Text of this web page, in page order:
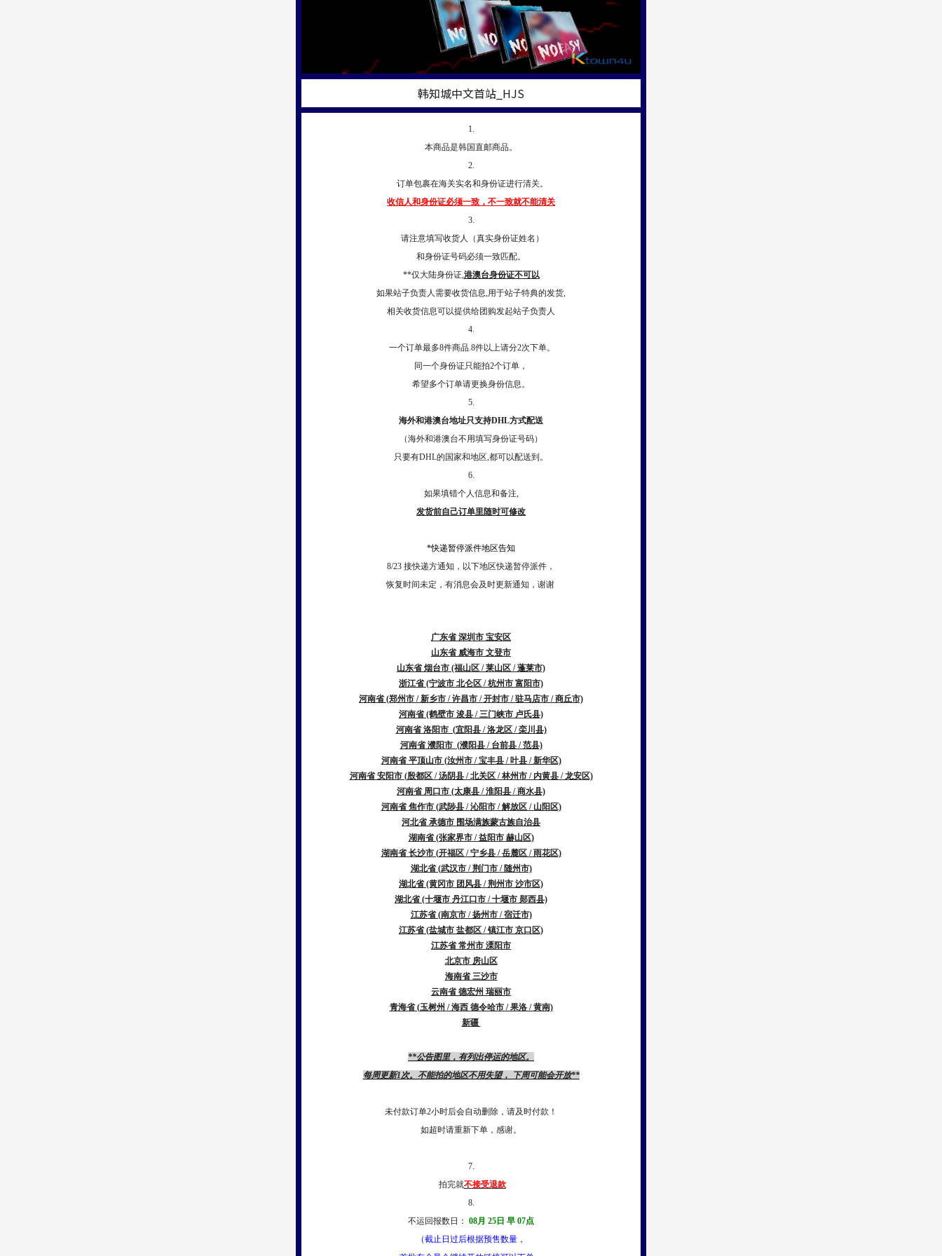
韩知城中文首站_HJS
1.
本商品是韩国直邮商品。
2.
订单包裹在海关实名和身份证进行清关。
收信人和身份证必须一致，不一致就不能清关
3.
请注意填写收货人（真实身份证姓名）
和身份证号码必须一致匹配。
**仅大陆身份证,港澳台身份证不可以
如果站子负责人需要收货信息,用于站子特典的发货,
相关收货信息可以提供给团购发起站子负责人
4.
一个订单最多8件商品.8件以上请分2次下单。
同一个身份证只能拍2个订单，
希望多个订单请更换身份信息。
5.
海外和港澳台地址只支持DHL方式配送
（海外和港澳台不用填写身份证号码）
只要有DHL的国家和地区,都可以配送到。
6.
如果填错个人信息和备注,
发货前自己订单里随时可修改
*快递暂停派件地区告知
8/23 接快递方通知，以下地区快递暂停派件，
恢复时间未定，有消息会及时更新通知，谢谢
广东省 深圳市 宝安区
山东省 威海市 文登市
山东省 烟台市 (福山区 / 莱山区 / 蓬莱市)
浙江省 (宁波市 北仑区 / 杭州市 富阳市)
河南省 (郑州市 / 新乡市 / 许昌市 / 开封市 / 驻马店市 / 商丘市)
河南省 (鹤壁市 浚县 / 三门峡市 卢氏县)
河南省 洛阳市 (宜阳县 / 洛龙区 / 栾川县)
河南省 濮阳市 (濮阳县 / 台前县 / 范县)
河南省 平顶山市 (汝州市 / 宝丰县 / 叶县 / 新华区)
河南省 安阳市 (殷都区 / 汤阴县 / 北关区 / 林州市 / 内黄县 / 龙安区)
河南省 周口市 (太康县 / 淮阳县 / 商水县)
河南省 焦作市 (武陟县 / 沁阳市 / 解放区 / 山阳区)
河北省 承德市 围场满族蒙古族自治县
湖南省 (张家界市 / 益阳市 赫山区)
湖南省 长沙市 (开福区 / 宁乡县 / 岳麓区 / 雨花区)
湖北省 (武汉市 / 荆门市 / 随州市)
湖北省 (黄冈市 团风县 / 荆州市 沙市区)
湖北省 (十堰市 丹江口市 / 十堰市 郧西县)
江苏省 (南京市 / 扬州市 / 宿迁市)
江苏省 (盐城市 盐都区 / 镇江市 京口区)
江苏省 常州市 溧阳市
北京市 房山区
海南省 三沙市
云南省 德宏州 瑞丽市
青海省 (玉树州 / 海西 德令哈市 / 果洛 / 黄南)
新疆
**公告图里，有列出停运的地区。
每周更新1次。不能拍的地区不用失望， 下周可能会开放**
未付款订单2小时后会自动删除，请及时付款！
如超时请重新下单，感谢。
7.
拍完就不接受退款
8.
不运回报数日： 08月 25日 早 07点
（截止日过后根据预售数量，